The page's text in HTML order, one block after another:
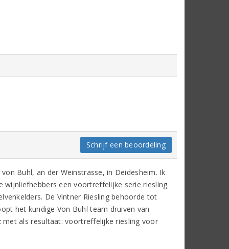
Schrijf een beoordeling
Buhl, an der Weinstrasse, in Deidesheim. Ik
wijnliefhebbers een voortreffelijke serie riesling
De Vintner Riesling behoorde tot
het kundige Von Buhl team druiven van
als resultaat: voortreffelijke riesling voor